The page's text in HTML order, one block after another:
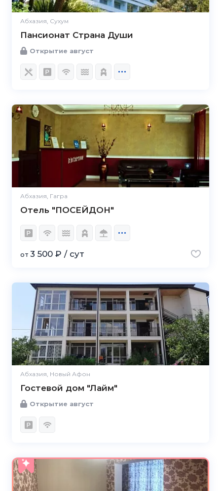
Абхазия, Сухум
Пансионат Страна Души
Открытие август
Абхазия, Гагра
Отель "ПОСЕЙДОН"
от 3 500 ₽ / сут
Абхазия, Новый Афон
Гостевой дом "Лайм"
Открытие август
5.0